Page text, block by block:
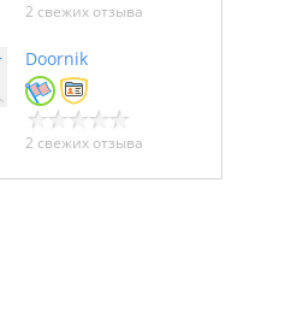
2 свежих отзыва
Doornik
2 свежих отзыва